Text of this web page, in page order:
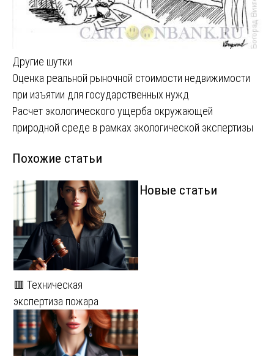
Другие шутки
Навигация
по
записям
Оценка реальной рыночной стоимости недвижимости
при изъятии для государственных нужд
Расчет экологического ущерба окружающей
природной среде в рамках экологической экспертизы
Похожие статьи
🟥 Техническая
экспертиза пожара
Новые статьи